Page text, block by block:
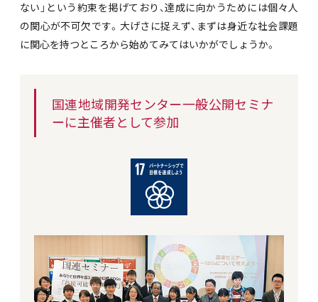
ない」という約束を掲げており、達成に向かうためには個々人
の関心が不可欠です。大げさに捉えず、まずは身近な社会課題
に関心を持つところから始めてみてはいかがでしょうか。
国連地域開発センター一般公開セミナ
ーに主催者として参加